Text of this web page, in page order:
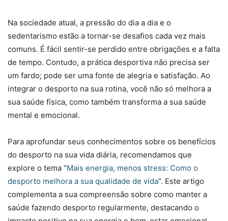
Na sociedade atual, a pressão do dia a dia e o
sedentarismo estão a tornar-se desafios cada vez mais
comuns. É fácil sentir-se perdido entre obrigações e a falta
de tempo. Contudo, a prática desportiva não precisa ser
um fardo; pode ser uma fonte de alegria e satisfação. Ao
integrar o desporto na sua rotina, você não só melhora a
sua saúde física, como também transforma a sua saúde
mental e emocional.
Para aprofundar seus conhecimentos sobre os benefícios
do desporto na sua vida diária, recomendamos que
explore o tema “Mais energia, menos stress: Como o
desporto melhora a sua qualidade de vida”. Este artigo
complementa a sua compreensão sobre como manter a
saúde fazendo desporto regularmente, destacando o